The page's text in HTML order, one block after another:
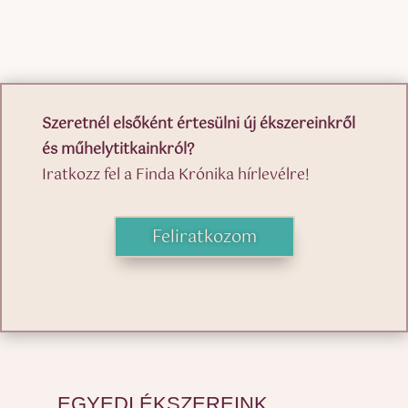
Szeretnél elsőként értesülni új ékszereinkről
és műhelytitkainkról?
Iratkozz fel a Finda Krónika hírlevélre!
Feliratkozom